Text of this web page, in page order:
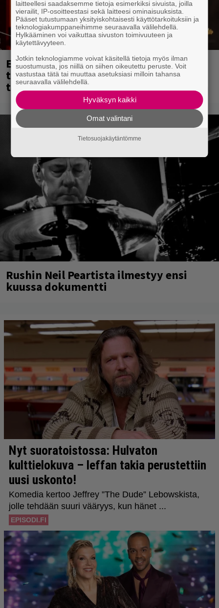
Eppu Normaalin viimeinen keikka
tänään – katso kuvagalleria torstailta
täältä
Rushin Neil Peartista ilmestyy ensi
kuussa dokumentti
laitteellesi saadaksemme tietoja esimerkiksi sivuista, joilla
vierailit, IP-osoitteestasi sekä laitteesi ominaisuuksista.
Pääset tutustumaan yksityiskohtaisesti käyttötarkoituksiin ja
teknologiakumppaneihimme seuraavalla välilehdellä.
Hylkääminen voi vaikuttaa sivuston toimivuuteen ja
käytettävyyteen.
Jotkin teknologiamme voivat käsitellä tietoja myös ilman
suostumusta, jos niillä on siihen oikeutettu peruste. Voit
vastustaa tätä tai muuttaa asetuksiasi milloin tahansa
seuraavalla välilehdellä.
Hyväksyn kaikki
Omat valintani
Tietosuojakäytäntömme